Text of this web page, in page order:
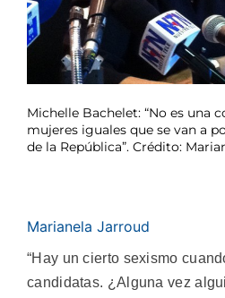
Michelle Bachelet: “No es una
mujeres iguales que se van a
de la República”. Crédito:
Marianela Jarroud
“Hay un cierto sexismo
candidatas. ¿Alguna vez